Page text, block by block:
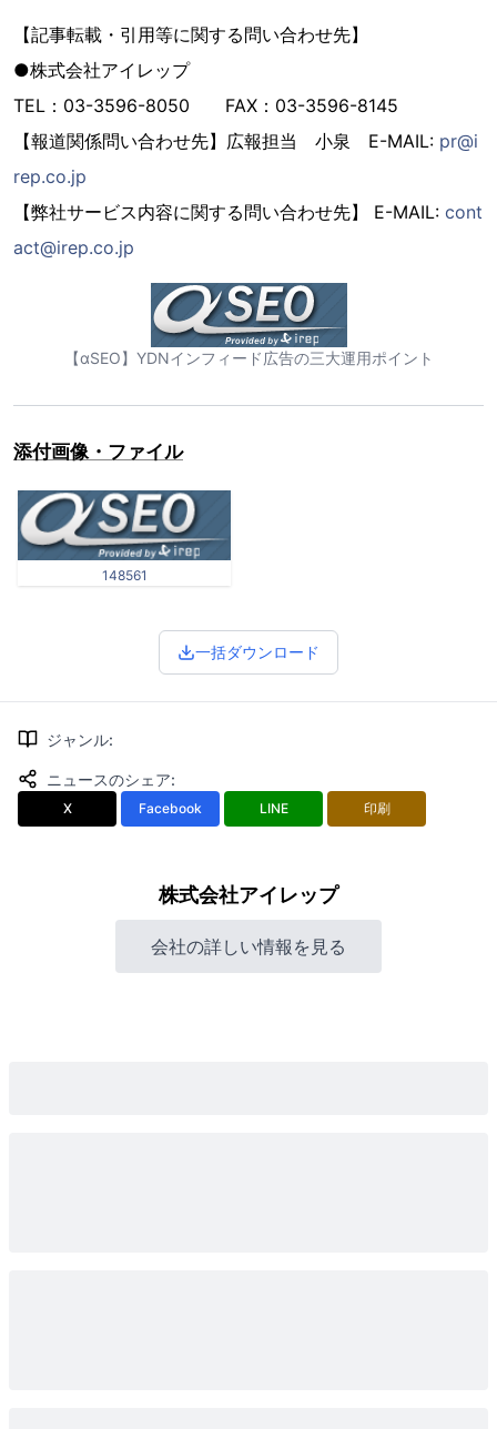
【記事転載・引用等に関する問い合わせ先】
●株式会社アイレップ
TEL：03-3596-8050 FAX：03-3596-8145
【報道関係問い合わせ先】広報担当 小泉 E-MAIL: pr@i
rep.co.jp
【弊社サービス内容に関する問い合わせ先】 E-MAIL: cont
act@irep.co.jp
【αSEO】YDNインフィード広告の三大運用ポイント
添付画像・ファイル
148561
一括ダウンロード
ジャンル:
ニュースのシェア:
X Facebook LINE 印刷
株式会社アイレップ
会社の詳しい情報を見る